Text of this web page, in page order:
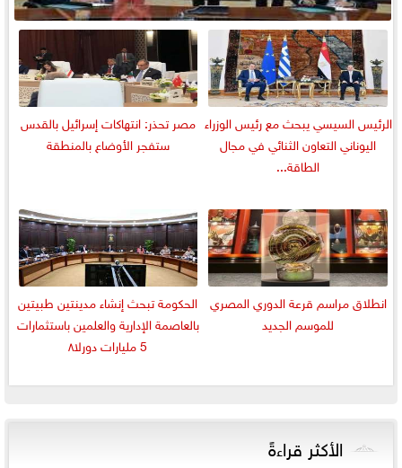
الرئيس السيسي يبحث مع رئيس الوزراء
اليوناني التعاون الثنائي في مجال
الطاقة...
مصر تحذر: انتهاكات إسرائيل بالقدس
ستفجر الأوضاع بالمنطقة
انطلاق مراسم قرعة الدوري المصري
للموسم الجديد
الحكومة تبحث إنشاء مدينتين طبيتين
بالعاصمة الإدارية والعلمين باستثمارات
5 مليارات دورلا٨
الأكثر قراءةً